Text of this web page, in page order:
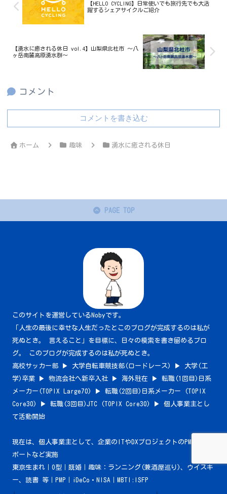
【HELLO CYCLING】日常使いでも旅行先でも大活
躍するシェアサイクルご紹介
【湧水に癒される休日 vol.4】山梨県北杜市 ～八
ヶ岳南麓高原湧水群～
コメント
コメントを書き込む
ホーム 趣味 湧水に癒される休日
PAGE TOP
このサイトを運営しているNobyです。
「人生の最後に幸せな人生だったとこのブログが完成するのは私が
死ぬとき。 言えること」を目標に、日々の模索を書き留めるブロ
グ。 このブログが完成するのは私が死ぬとき。
高校サッカー部 ▶︎ 大学自転車競技部(ロードレース) ▶︎ 大学(工
学)卒業 ▶︎ 物流会社へ新卒入社 ▶︎ 海外駐在 ▶︎ 転職(1回目)日系
メーカー(TOPIX Large70) ▶︎ 転職(2回目)日系メーカー (TOPIX
Core30) ▶︎ 転職(3回目)JTC (TOPIX Core30) ▶︎ 個人事業主とし
て活動開始
現在は、個人事業主として、企業のITやDXプロジェクトのPMやPMサ
ポートなど実施
東京生まれ｜O型｜既婚｜趣味：ランニング(兼酒屋巡り)、ウイスキ
ー、読書 等｜PMP｜iDeCo・NISA｜MBTI:ISFP